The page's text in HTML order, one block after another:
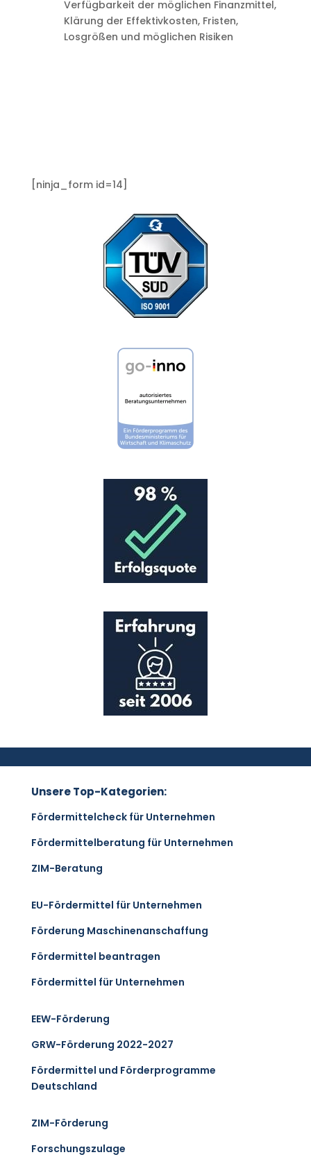
Verfügbarkeit der möglichen Finanzmittel,
Klärung der Effektivkosten, Fristen,
Losgrößen und möglichen Risiken
[ninja_form id=14]
Unsere Top-Kategorien:
Fördermittelcheck für Unternehmen
Fördermittelberatung für Unternehmen
ZIM-Beratung
EU-Fördermittel für Unternehmen
Förderung Maschinenanschaffung
Fördermittel beantragen
Fördermittel für Unternehmen
EEW-Förderung
GRW-Förderung 2022-2027
Fördermittel und Förderprogramme
Deutschland
ZIM-Förderung
Forschungszulage